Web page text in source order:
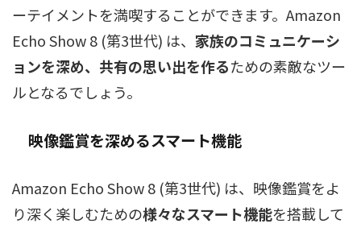
ーテイメントを満喫することができます。Amazon
Echo Show 8 (第3世代) は、 家族のコミュニケーシ
ョンを深め、共有の思い出を作るための素敵なツー
ルとなるでしょう。
映像鑑賞を深めるスマート機能
Amazon Echo Show 8 (第3世代) は、映像鑑賞をよ
り深く楽しむための様々なスマート機能を搭載して